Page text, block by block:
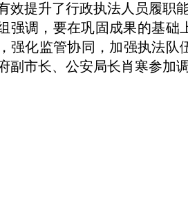
效提升了行政执法人员履职
强调，要在巩固成果的基础
强化监管协同，加强执法
副市长、公安局长肖寒参加